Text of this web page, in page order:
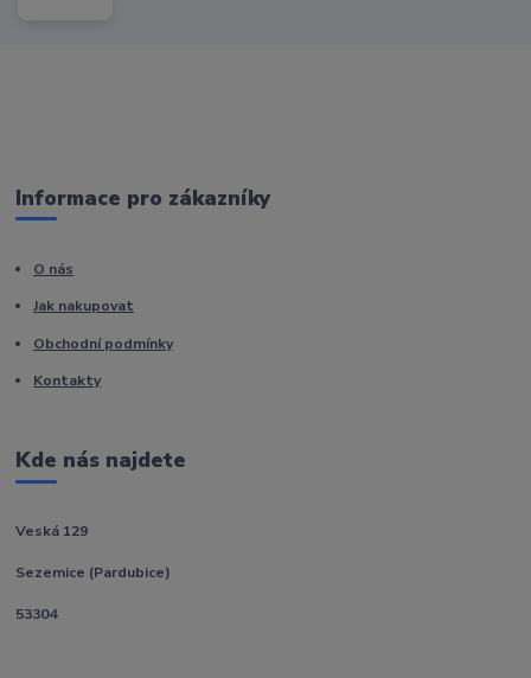
Informace pro zákazníky
O nás
Jak nakupovat
Obchodní podmínky
Kontakty
Kde nás najdete
Veská 129
Sezemice (Pardubice)
53304